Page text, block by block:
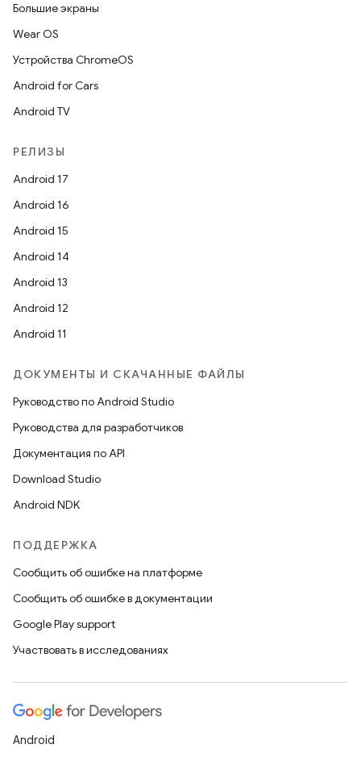
Большие экраны
Wear OS
Устройства ChromeOS
Android for Cars
Android TV
РЕЛИЗЫ
Android 17
Android 16
Android 15
Android 14
Android 13
Android 12
Android 11
ДОКУМЕНТЫ И СКАЧАННЫЕ ФАЙЛЫ
Руководство по Android Studio
Руководства для разработчиков
Документация по API
Download Studio
Android NDK
ПОДДЕРЖКА
Сообщить об ошибке на платформе
Сообщить об ошибке в документации
Google Play support
Участвовать в исследованиях
Android